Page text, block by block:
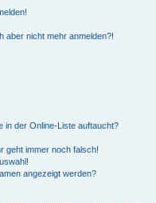
aber nicht mehr anmelden?!
in der Online-Liste auftaucht?
geht immer noch falsch!
angezeigt werden?